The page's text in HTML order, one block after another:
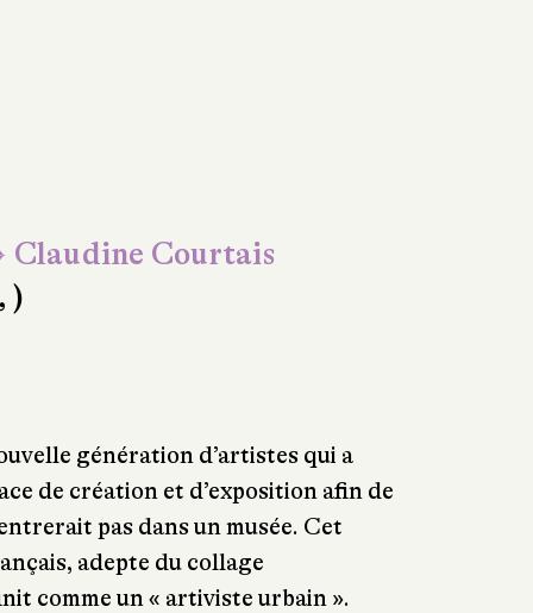
Claudine Courtais
)
génération d’artistes qui a
de création et d’exposition afin de
pas dans un musée. Cet
adepte du collage
comme un « artiviste urbain ».